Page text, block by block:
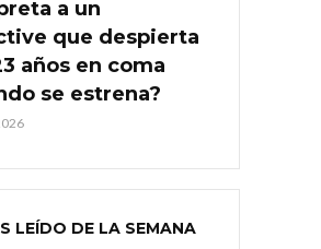
a un
que despierta
años en coma
se estrena?
LEÍDO DE LA SEMANA